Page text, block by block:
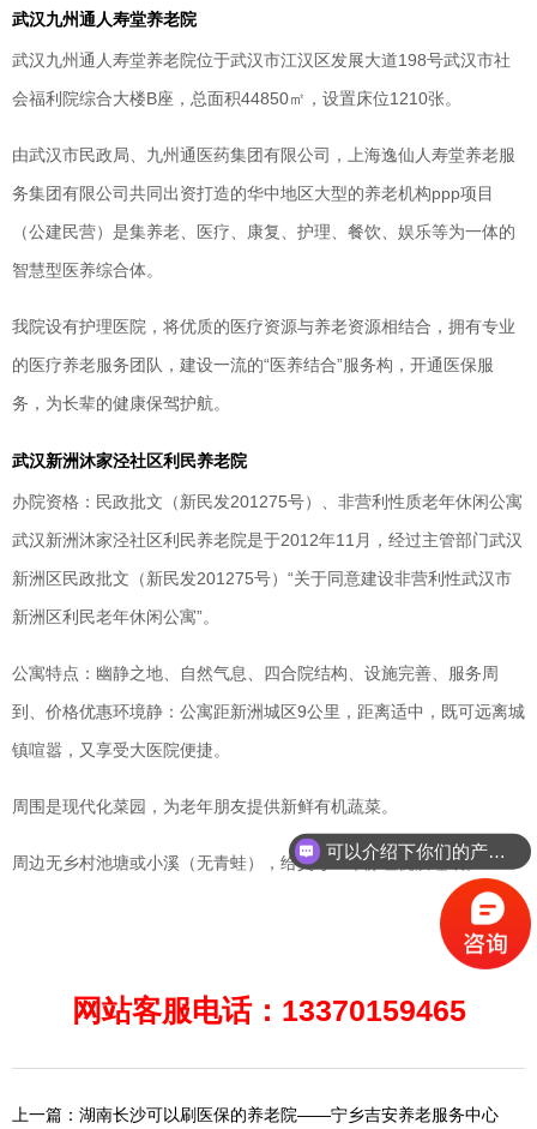
武汉九州通人寿堂养老院
武汉九州通人寿堂养老院位于武汉市江汉区发展大道198号武汉市社
会福利院综合大楼B座，总面积44850㎡，设置床位1210张。
由武汉市民政局、九州通医药集团有限公司，上海逸仙人寿堂养老服
务集团有限公司共同出资打造的华中地区大型的养老机构ppp项目
（公建民营）是集养老、医疗、康复、护理、餐饮、娱乐等为一体的
智慧型医养综合体。
我院设有护理医院，将优质的医疗资源与养老资源相结合，拥有专业
的医疗养老服务团队，建设一流的“医养结合”服务构，开通医保服
务，为长辈的健康保驾护航。
武汉新洲沐家泾社区利民养老院
办院资格：民政批文（新民发201275号）、非营利性质老年休闲公寓
武汉新洲沐家泾社区利民养老院是于2012年11月，经过主管部门武汉
新洲区民政批文（新民发201275号）“关于同意建设非营利性武汉市
新洲区利民老年休闲公寓”。
公寓特点：幽静之地、自然气息、四合院结构、设施完善、服务周
到、价格优惠环境静：公寓距新洲城区9公里，距离适中，既可远离城
镇喧嚣，又享受大医院便捷。
周围是现代化菜园，为老年朋友提供新鲜有机蔬菜。
周边无乡村池塘或小溪（无青蛙），给父母一个静谧优质睡眠。
网站客服电话：13370159465
上一篇：湖南长沙可以刷医保的养老院——宁乡吉安养老服务中心
你们是怎么收费的呢？